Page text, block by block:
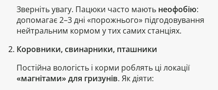
Зверніть увагу. Пацюки часто мають неофобію:
допомагає 2–3 дні «порожнього» підгодовування
нейтральним кормом у тих самих станціях.
Коровники, свинарники, пташники
Постійна вологість і корми роблять ці локації
«магнітами» для гризунів. Як діяти: